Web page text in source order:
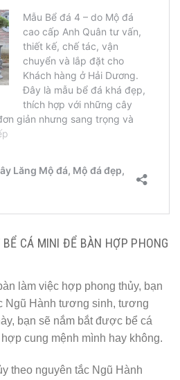
CÁ MINI ĐỂ BÀN HỢP PHONG
làm việc hợp phong thủy, bạn
Ngũ Hành tương sinh, tương
bạn sẽ nắm bắt được bể cá
cung mệnh mình hay không.
theo nguyên tắc Ngũ Hành